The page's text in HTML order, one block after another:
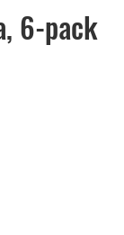
6-pack